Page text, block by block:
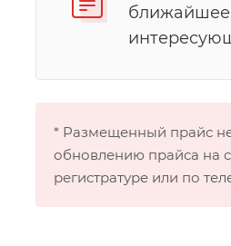
ближайшее
* Размещенный прайс
обновлению прайса на
регистратуре или по